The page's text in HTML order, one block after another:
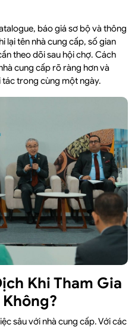
báo giá sơ bộ và thông
lại tên nhà cung cấp, số gian
theo dõi sau hội chợ. Cách
cung cấp rõ ràng hơn và
tác trong cùng một ngày.
Khi Tham Gia
sâu với nhà cung cấp. Với các